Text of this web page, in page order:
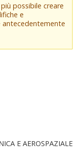
possibile creare
e
E AEROSPAZIALE